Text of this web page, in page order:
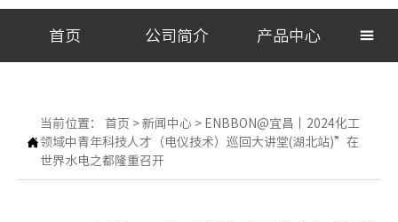
首页 公司简介 产品中心 

当前位置： 首页 > 新闻中心> ENBBON@宜昌丨2024化工
领域中青年科技人才（电仪技术）巡回大讲堂(湖北站)”在
世界水电之都隆重召开